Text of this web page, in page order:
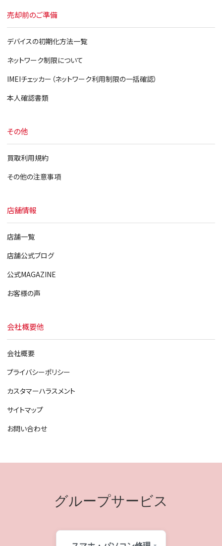
売却前のご準備
デバイスの初期化方法一覧
ネットワーク制限について
IMEIチェッカー（ネットワーク利用制限の一括確認）
本人確認書類
その他
買取利用規約
その他の注意事項
店舗情報
店舗一覧
店舗公式ブログ
公式MAGAZINE
お客様の声
会社概要他
会社概要
プライバシーポリシー
カスタマーハラスメント
サイトマップ
お問い合わせ
グループサービス